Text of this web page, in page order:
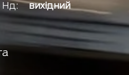
Нд:
вихідний